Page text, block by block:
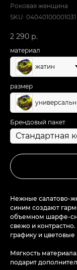
Роковая женщина
SKU: 04040100001031
2 290 р.
материал
жатин
размер
Брендовый пакет
Нежные салатово-
синим создают
объемном шарфе-
свежо и
графику и
Мягкость
подарит